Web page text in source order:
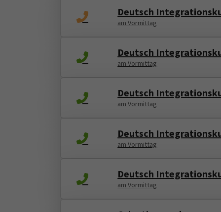
Deutsch
am Vormittag
Deutsch
am Vormittag
Deutsch
am Vormittag
Deutsch
am Vormittag
Deutsch
am Vormittag